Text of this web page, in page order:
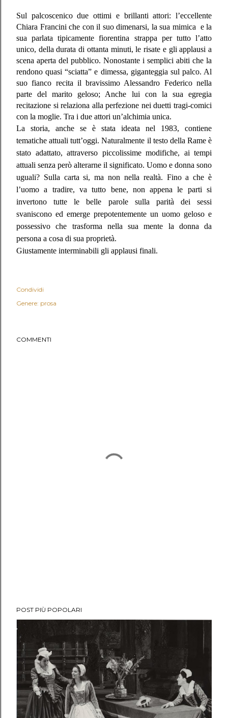
Sul palcoscenico due ottimi e brillanti attori: l’eccellente
Chiara Francini che con il suo dimenarsi, la sua mimica e la
sua parlata tipicamente fiorentina strappa per tutto l’atto
unico, della durata di ottanta minuti, le risate e gli applausi a
scena aperta del pubblico. Nonostante i semplici abiti che la
rendono quasi “sciatta” e dimessa, giganteggia sul palco. Al
suo fianco recita il bravissimo Alessandro Federico nella
parte del marito geloso; Anche lui con la sua egregia
recitazione si relaziona alla perfezione nei duetti tragi-comici
con la moglie. Tra i due attori un’alchimia unica.
La storia, anche se è stata ideata nel 1983, contiene
tematiche attuali tutt’oggi. Naturalmente il testo della Rame è
stato adattato, attraverso piccolissime modifiche, ai tempi
attuali senza però alterarne il significato. Uomo e donna sono
uguali? Sulla carta si, ma non nella realtà. Fino a che è
l’uomo a tradire, va tutto bene, non appena le parti si
invertono tutte le belle parole sulla parità dei sessi
svaniscono ed emerge prepotentemente un uomo geloso e
possessivo che trasforma nella sua mente la donna da
persona a cosa di sua proprietà.
Giustamente interminabili gli applausi finali.
Condividi
Genere: prosa
COMMENTI
POST PIÙ POPOLARI